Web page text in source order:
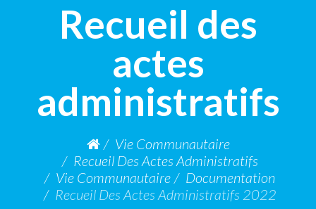
Recueil des
actes
administratifs
Vie Communautaire
Recueil Des Actes Administratifs
Vie Communautaire
Documentation
Recueil Des Actes Administratifs 2022